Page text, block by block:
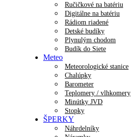
Ručičkové na batériu
Digitálne na batériu
Rádiom riadené
Detské budíky
Plynulým chodom
Budík do Siete
Meteo
Meteorologické stanice
Chalúpky
Barometer
Teplomery / vlhkomery
Minútky JVD
Stopky
ŠPERKY
Náhrdelníky